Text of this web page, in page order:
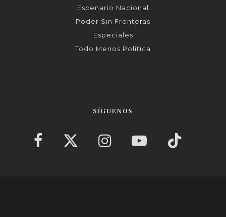
Escenario Nacional
Poder Sin Fronteras
Especiales
Todo Menos Política
SÍGUENOS